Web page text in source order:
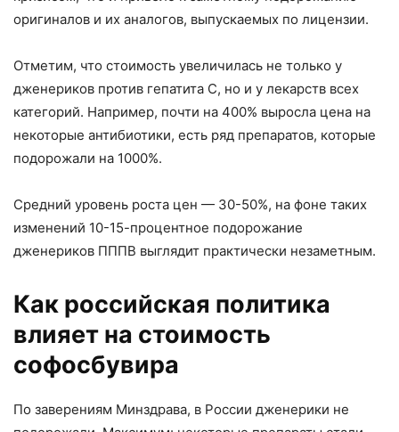
Я согласен сполитикой конфиденциальности*
Я принимаю условия использования *
Отправить заявку
оригиналов и их аналогов, выпускаемых по лицензии.
Отметим, что стоимость увеличилась не только у
дженериков против гепатита С, но и у лекарств всех
категорий. Например, почти на 400% выросла цена на
некоторые антибиотики, есть ряд препаратов, которые
подорожали на 1000%.
Средний уровень роста цен — 30-50%, на фоне таких
изменений 10-15-процентное подорожание
дженериков ПППВ выглядит практически незаметным.
Как российская политика
влияет на стоимость
софосбувира
По заверениям Минздрава, в России дженерики не